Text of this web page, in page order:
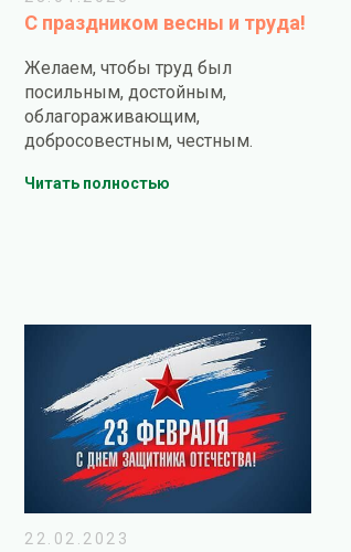
С праздником весны и труда!
Желаем, чтобы труд был
посильным, достойным,
облагораживающим,
добросовестным, честным.
Читать полностью
22.02.2023